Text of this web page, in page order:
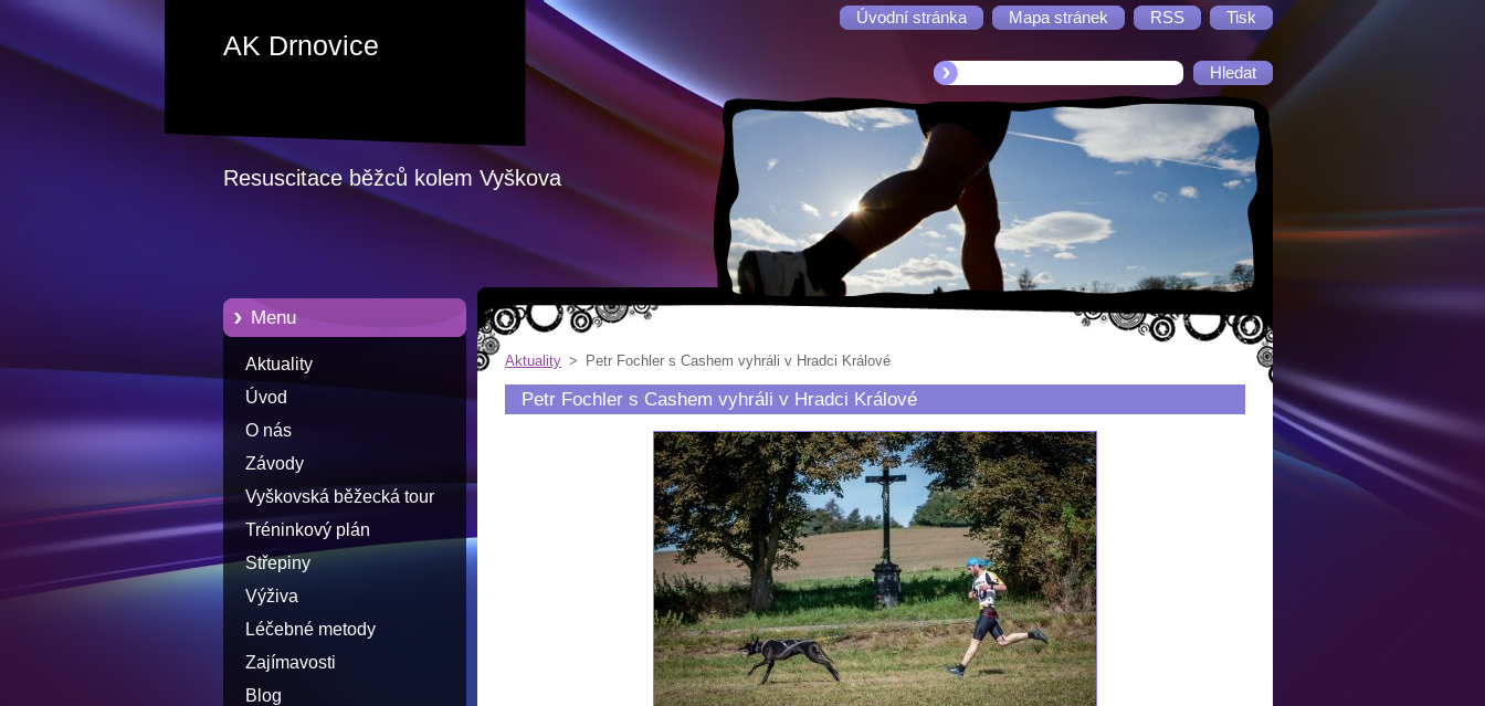
Úvodní stránka Mapa stránek RSS Tisk
AK Drnovice
Resuscitace běžců kolem Vyškova
Menu
Aktuality
Úvod
O nás
Závody
Vyškovská běžecká tour
Tréninkový plán
Střepiny
Výživa
Léčebné metody
Zajímavosti
Blog
Aktuality > Petr Fochler s Cashem vyhráli v Hradci Králové
Petr Fochler s Cashem vyhráli v Hradci Králové